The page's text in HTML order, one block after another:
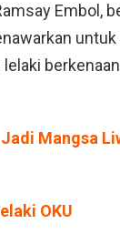
Embol,
Mangsa
OKU